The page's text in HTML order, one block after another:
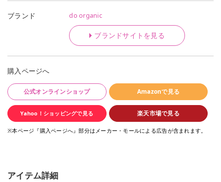
ブランド do organic
ブランドサイトを見る
購入ページへ
公式オンラインショップ Amazonで見る
Yahoo！ショッピングで見る 楽天市場で見る
※本ページ『購入ページへ』部分はメーカー・モールによる広告が含まれます。
アイテム詳細